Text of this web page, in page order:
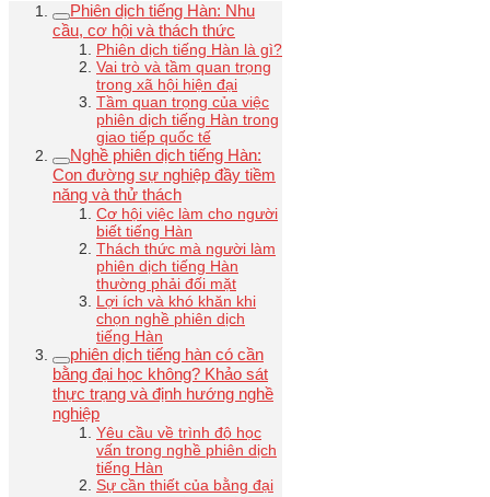
Phiên dịch tiếng Hàn: Nhu
cầu, cơ hội và thách thức
Phiên dịch tiếng Hàn là gì?
Vai trò và tầm quan trọng
trong xã hội hiện đại
Tầm quan trọng của việc
phiên dịch tiếng Hàn trong
giao tiếp quốc tế
Nghề phiên dịch tiếng Hàn:
Con đường sự nghiệp đầy tiềm
năng và thử thách
Cơ hội việc làm cho người
biết tiếng Hàn
Thách thức mà người làm
phiên dịch tiếng Hàn
thường phải đối mặt
Lợi ích và khó khăn khi
chọn nghề phiên dịch
tiếng Hàn
phiên dịch tiếng hàn có cần
bằng đại học không? Khảo sát
thực trạng và định hướng nghề
nghiệp
Yêu cầu về trình độ học
vấn trong nghề phiên dịch
tiếng Hàn
Sự cần thiết của bằng đại